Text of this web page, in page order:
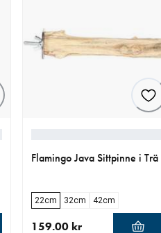
Flamingo Java Sittpinne i Trä
22cm 32cm 42cm
159.00 kr